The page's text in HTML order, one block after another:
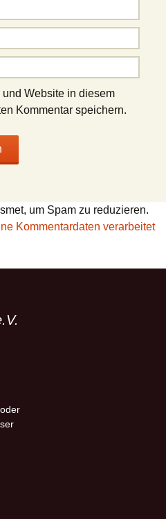
Website in diesem
Kommentar speichern.
um Spam zu reduzieren.
Kommentardaten verarbeitet